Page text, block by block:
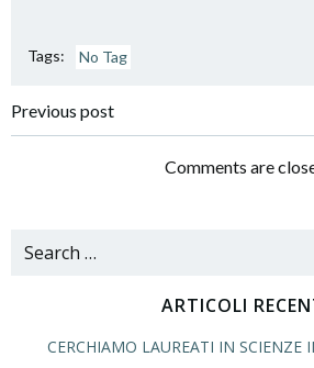
Tags: No Tag
Navigazione
Previous post
Comments are
Search
ARTICOLI
CERCHIAMO LAUREATI IN SCIENZE